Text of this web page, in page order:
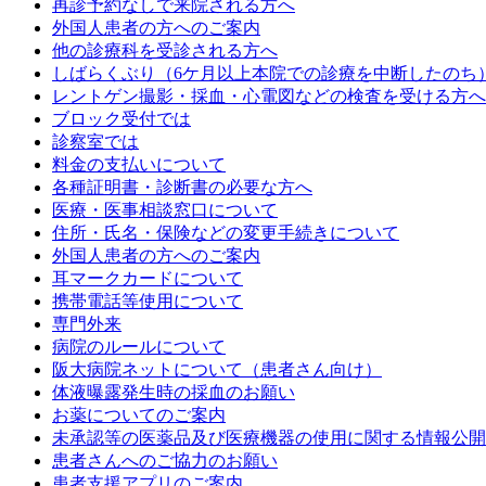
再診予約なしで来院される方へ
外国人患者の方へのご案内
他の診療科を受診される方へ
しばらくぶり（6ケ月以上本院での診療を中断したのち
レントゲン撮影・採血・心電図などの検査を受ける方へ
ブロック受付では
診察室では
料金の支払いについて
各種証明書・診断書の必要な方へ
医療・医事相談窓口について
住所・氏名・保険などの変更手続きについて
外国人患者の方へのご案内
耳マークカードについて
携帯電話等使用について
専門外来
病院のルールについて
阪大病院ネットについて（患者さん向け）
体液曝露発生時の採血のお願い
お薬についてのご案内
未承認等の医薬品及び医療機器の使用に関する情報公開
患者さんへのご協力のお願い